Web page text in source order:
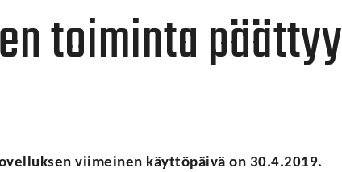
toiminta päättyy
viimeinen käyttöpäivä on 30.4.2019.